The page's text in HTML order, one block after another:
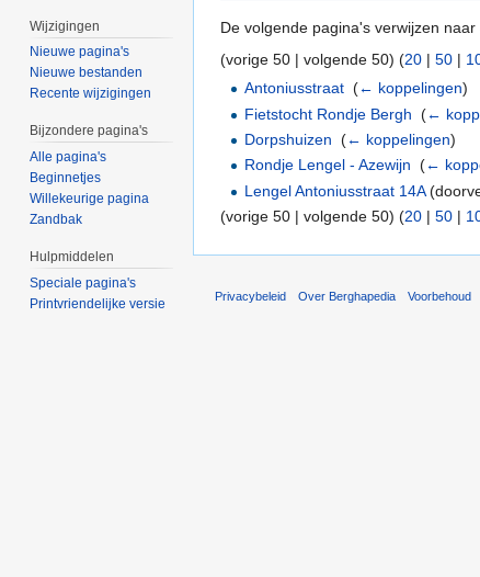
De volgende pagina's verwijzen naar
(vorige 50 | volgende 50) (20 | 50 |
Antoniusstraat ‎(← koppelingen)
Fietstocht Rondje Bergh ‎(←
Dorpshuizen ‎(← koppelingen)
Rondje Lengel - Azewijn ‎(←
Lengel Antoniusstraat 14A
(vorige 50 | volgende 50) (20 | 50 |
Wijzigingen
Nieuwe pagina's
Nieuwe bestanden
Recente wijzigingen
Bijzondere pagina's
Alle pagina's
Beginnetjes
Willekeurige pagina
Zandbak
Hulpmiddelen
Speciale pagina's
Printvriendelijke versie
Privacybeleid Over Berghapedia Voorbehoud